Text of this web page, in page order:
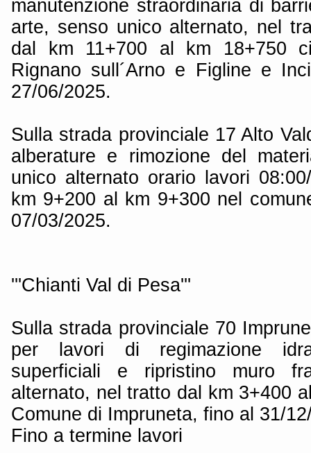
manutenzione straordinaria di
arte, senso unico alternato, nel
dal km 11+700 al km 18+750
Rignano sull´Arno e Figline e
27/06/2025.
Sulla strada provinciale 17 Alto
alberature e rimozione del
unico alternato orario lavori
km 9+200 al km 9+300 nel
07/03/2025.
'''Chianti Val di Pesa'''
Sulla strada provinciale 70
per lavori di regimazione
superficiali e ripristino muro
alternato, nel tratto dal km 3+400
Comune di Impruneta, fino al 31/
Fino a termine lavori